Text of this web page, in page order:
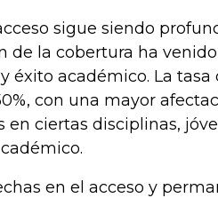
sigue siendo
de la cobertura ha
éxito académico. La
con una mayor
en ciertas disciplinas,
en el acceso y